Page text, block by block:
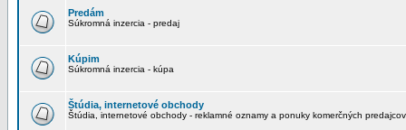
Predám
Súkromná inzercia - predaj
Kúpim
Súkromná inzercia - kúpa
Štúdia, internetové obchody
Štúdia, internetové obchody - reklamné oznamy a ponuky komerčných predajcov